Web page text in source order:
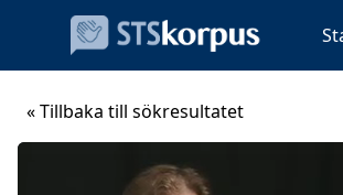
« Tillbaka till sökresultatet